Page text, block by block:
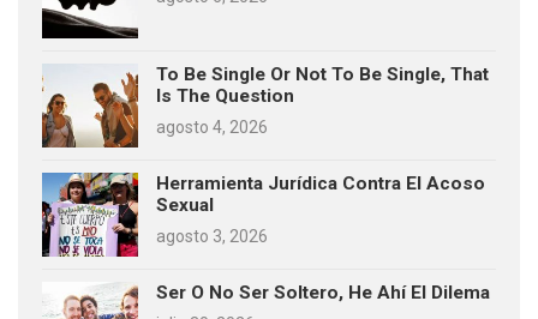
To Be Single Or Not To Be Single, That
Is The Question
agosto 4, 2026
Herramienta Jurídica Contra El Acoso
Sexual
agosto 3, 2026
Ser O No Ser Soltero, He Ahí El Dilema